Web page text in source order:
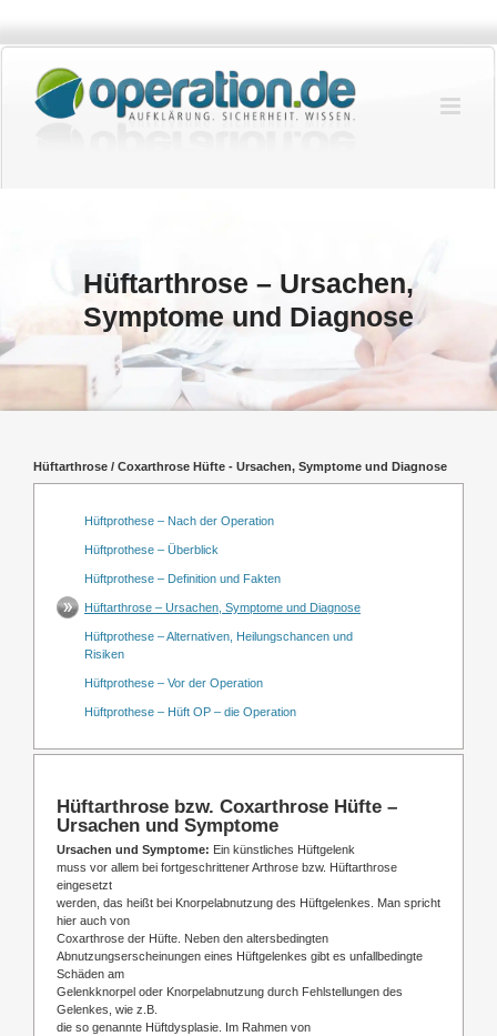
springen
Hüftarthrose – Ursachen,
Symptome und Diagnose
Hüftarthrose / Coxarthrose Hüfte - Ursachen, Symptome und Diagnose
Hüftprothese – Nach der Operation
Hüftprothese – Überblick
Hüftprothese – Definition und Fakten
Hüftarthrose – Ursachen, Symptome und Diagnose
Hüftprothese – Alternativen, Heilungschancen und
Risiken
Hüftprothese – Vor der Operation
Hüftprothese – Hüft OP – die Operation
Hüftarthrose bzw. Coxarthrose Hüfte –
Ursachen und Symptome
Ursachen und Symptome: Ein künstliches Hüftgelenk
muss vor allem bei fortgeschrittener Arthrose bzw. Hüftarthrose
eingesetzt
werden, das heißt bei Knorpelabnutzung des Hüftgelenkes. Man spricht
hier auch von
Coxarthrose der Hüfte. Neben den altersbedingten
Abnutzungserscheinungen eines Hüftgelenkes gibt es unfallbedingte
Schäden am
Gelenkknorpel oder Knorpelabnutzung durch Fehlstellungen des
Gelenkes, wie z.B.
die so genannte Hüftdysplasie. Im Rahmen von